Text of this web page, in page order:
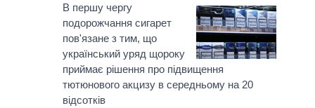
В першу чергу
подорожчання сигарет
пов'язане з тим, що
український уряд щороку
приймає рішення про підвищення
тютюнового акцизу в середньому на 20
відсотків